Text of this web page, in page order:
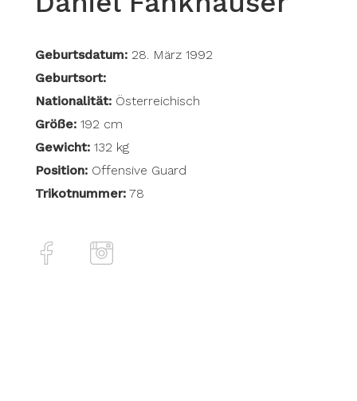
Geburtsdatum:28. März 1992
Geburtsort:
Nationalität:Österreichisch
Größe:192 cm
Gewicht:132 kg
Position:Offensive Guard
Trikotnummer:78